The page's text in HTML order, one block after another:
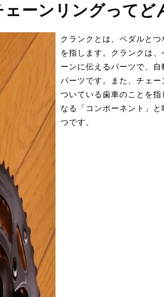
ーンリングってど
クランクとは、ペダルと
を指します。クランクは
ーンに伝えるパーツで、
パーツです。また、チェ
ついている歯車のことを
なる「コンポーネント」
つです。